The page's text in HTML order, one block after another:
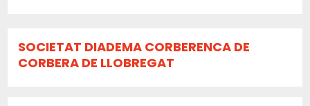
SOCIETAT DIADEMA CORBERENCA DE
CORBERA DE LLOBREGAT